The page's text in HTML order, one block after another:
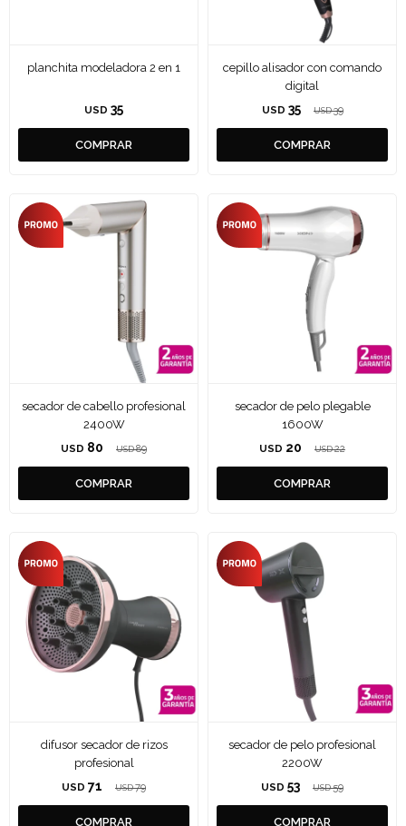
planchita modeladora 2 en 1
USD 35
cepillo alisador con comando
digital
USD 35 USD 39
secador de cabello profesional
2400W
USD 80 USD 89
secador de pelo plegable
1600W
USD 20 USD 22
difusor secador de rizos
profesional
USD 71 USD 79
secador de pelo profesional
2200W
USD 53 USD 59